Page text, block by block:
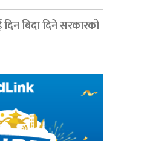
बिदा दिने सरकारको